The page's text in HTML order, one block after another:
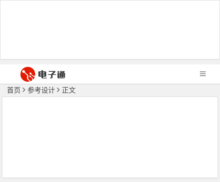
首页 参考设计 正文